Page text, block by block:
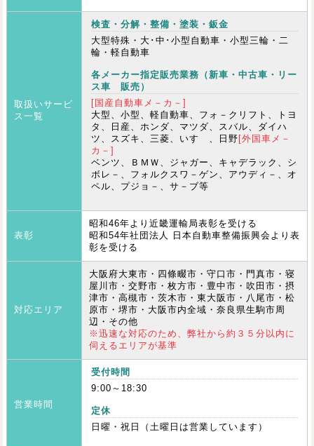
取扱いサービ
ス一覧
検査・分解・整備・塗装・鈑金
大型特殊・大･中･小型自動車・小型三輪・二
輪・軽自動車
各メーカー指定販売業務（新車・中古車・リー
ス車 販売）
[国産自動車メ－カ－]
大型、小型、軽自動車、フォ－クリフト、トヨ
タ、日産、ホンダ、マツダ、スバル、ダイハ
ツ、スズキ、三菱、いすゞ、日野 [外国車メ－
カ－]
ベンツ、ＢＭＷ、ジャガー、キャデラック、シ
ボレ－、フォルクスワ－ゲン、アウディ－、オ
ペル、プジョ－、サ－ブ等
表彰
昭和46年より近畿運輸局表彰を受ける
昭和54年社団法人 日本自動車整備振興会より表
彰を受ける
対応エリア
大阪府大東市・四條畷市・守口市・門真市・寝
屋川市・交野市・枚方市・豊中市・吹田市・摂
津市・高槻市・茨木市・東大阪市・八尾市・松
原市・堺市・大阪市内全域・奈良県生駒市周
辺・その他
※迅速な対応のため、弊社から約３５分以内に
伺えるエリアが基準
営業時間
受付時間
9:00～18:30
定休
日曜・祝日（土曜日は営業しています）